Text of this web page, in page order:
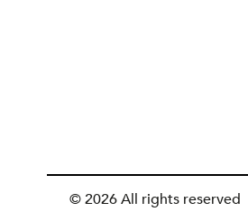
© 2026 All rights reserved